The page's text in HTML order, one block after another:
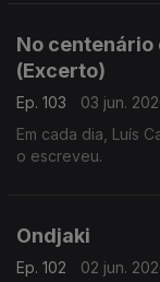
No centenário
(Excerto)
Ep. 103
03 jun.
Em cada dia, Luís
o escreveu.
Ondjaki
Ep. 102
02 jun.